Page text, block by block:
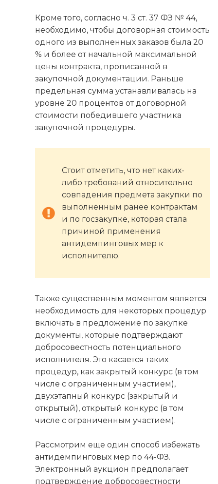
Кроме того, согласно ч. 3 ст. 37 ФЗ № 44,
необходимо, чтобы договорная стоимость
одного из выполненных заказов была 20
% и более от начальной максимальной
цены контракта, прописанной в
закупочной документации. Раньше
предельная сумма устанавливалась на
уровне 20 процентов от договорной
стоимости победившего участника
закупочной процедуры.
Стоит отметить, что нет каких-
либо требований относительно
совпадения предмета закупки по
выполненным ранее контрактам
и по госзакупке, которая стала
причиной применения
антидемпинговых мер к
исполнителю.
Также существенным моментом является
необходимость для некоторых процедур
включать в предложение по закупке
документы, которые подтверждают
добросовестность потенциального
исполнителя. Это касается таких
процедур, как закрытый конкурс (в том
числе с ограниченным участием),
двухэтапный конкурс (закрытый и
открытый), открытый конкурс (в том
числе с ограниченным участием).
Рассмотрим еще один способ избежать
антидемпинговых мер по 44-ФЗ.
Электронный аукцион предполагает
подтверждение добросовестности